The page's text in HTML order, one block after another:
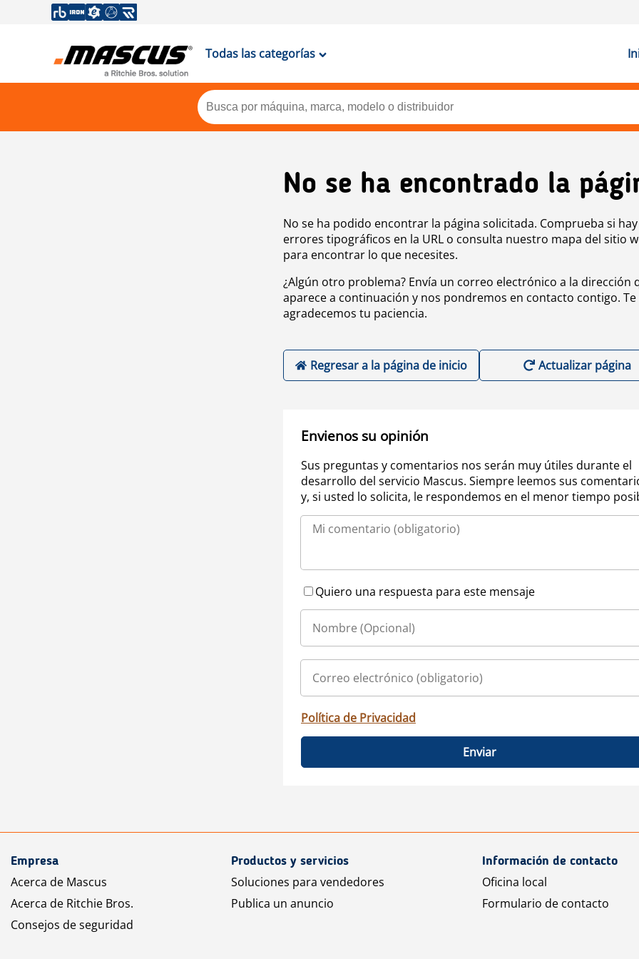
Todas las categorías
No se ha encontrado la
No se ha podido encontrar la página solicitada. Comprueba si hay
errores tipográficos en la URL o consulta nuestro mapa del sitio
para encontrar lo que necesites.
¿Algún otro problema? Envía un correo electrónico a la dirección
aparece a continuación y nos pondremos en contacto contigo. Te
agradecemos tu paciencia.
Regresar a la página de inicio Actualizar página
Envienos su opinión
Sus preguntas y comentarios nos serán muy útiles durante el
desarrollo del servicio Mascus. Siempre leemos sus
y, si usted lo solicita, le respondemos en el menor tiempo
Quiero una respuesta para este mensaje
Política de Privacidad
Enviar
Empresa
Acerca de Mascus
Acerca de Ritchie Bros.
Consejos de seguridad
Productos y servicios
Soluciones para vendedores
Publica un anuncio
Información de contacto
Oficina local
Formulario de contacto